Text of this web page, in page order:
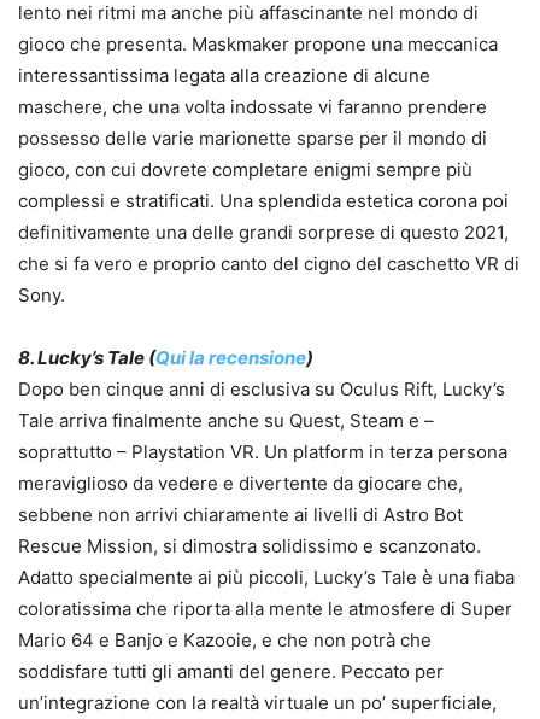
lento nei ritmi ma anche più affascinante nel mondo di
gioco che presenta. Maskmaker propone una meccanica
interessantissima legata alla creazione di alcune
maschere, che una volta indossate vi faranno prendere
possesso delle varie marionette sparse per il mondo di
gioco, con cui dovrete completare enigmi sempre più
complessi e stratificati. Una splendida estetica corona poi
definitivamente una delle grandi sorprese di questo 2021,
che si fa vero e proprio canto del cigno del caschetto VR di
Sony.
8. Lucky’s Tale (Qui la recensione)
Dopo ben cinque anni di esclusiva su Oculus Rift, Lucky’s
Tale arriva finalmente anche su Quest, Steam e –
soprattutto – Playstation VR. Un platform in terza persona
meraviglioso da vedere e divertente da giocare che,
sebbene non arrivi chiaramente ai livelli di Astro Bot
Rescue Mission, si dimostra solidissimo e scanzonato.
Adatto specialmente ai più piccoli, Lucky’s Tale è una fiaba
coloratissima che riporta alla mente le atmosfere di Super
Mario 64 e Banjo e Kazooie, e che non potrà che
soddisfare tutti gli amanti del genere. Peccato per
un’integrazione con la realtà virtuale un po’ superficiale,